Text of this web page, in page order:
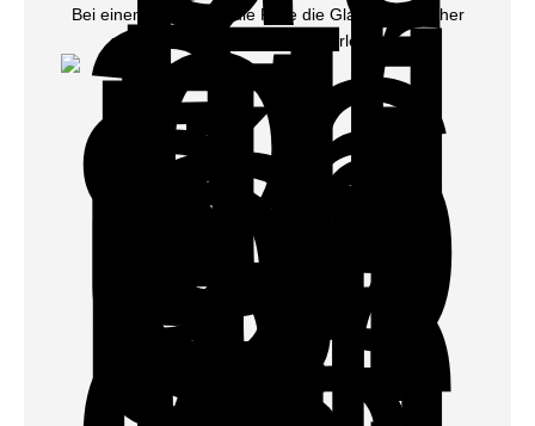
Bei einem Bruch hält die Folie die Glassplitter sicher
zusammen und schützt vor Verletzungen.